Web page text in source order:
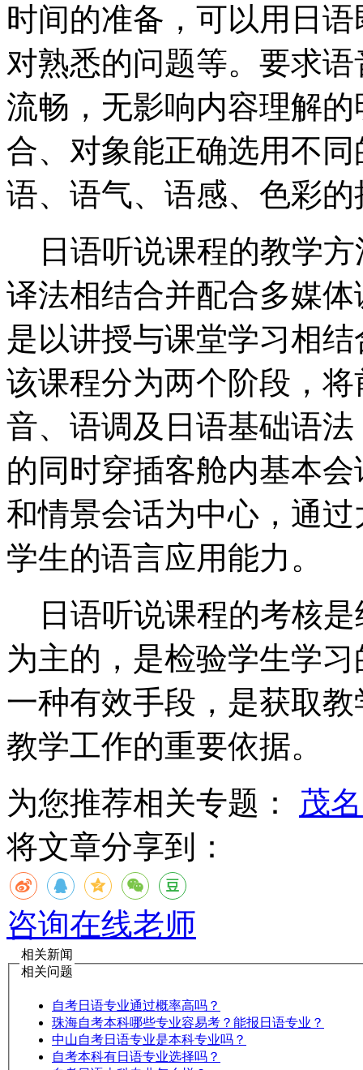
时间的准备，可以用日
对熟悉的问题等。要求
流畅，无影响内容理解
合、对象能正确选用不
语、语气、语感、色彩
日语听说课程的教学方
译法相结合并配合多媒
是以讲授与课堂学习相
该课程分为两个阶段，
音、语调及日语基础语
的同时穿插客舱内基本
和情景会话为中心，通
学生的语言应用能力。
日语听说课程的考核是
为主的，是检验学生学
一种有效手段，是获取
教学工作的重要依据。
为您推荐相关专题：
茂
将文章分享到：
咨询在线老师
相关新闻
相关问题
自考日语专业通过概率高吗？
珠海自考本科哪些专业容易考？能报日语专业？
中山自考日语专业是本科专业吗？
自考本科有日语专业选择吗？